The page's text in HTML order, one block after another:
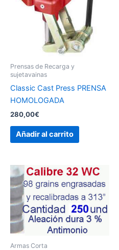
Prensas de Recarga y
sujetavainas
Classic Cast Press PRENSA
HOMOLOGADA
280,00€
Añadir al carrito
Armas Corta